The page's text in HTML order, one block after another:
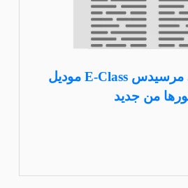
بدون تمويهات .... مرسيدس E-Class موديل